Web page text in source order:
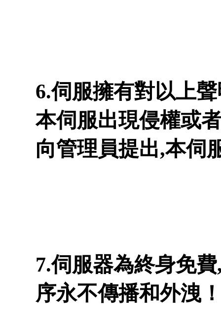
6.伺服擁有對以上
本伺服出現侵權或
向管理員提出,本伺
7.伺服器為終身免
序永不傳播和外洩